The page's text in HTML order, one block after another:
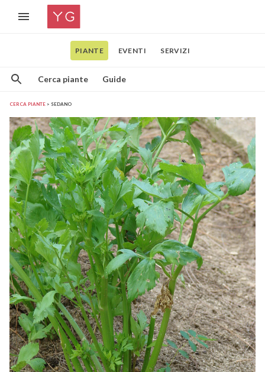
PIANTE EVENTI SERVIZI
Cerca piante Guide
CERCA PIANTE SEDANO